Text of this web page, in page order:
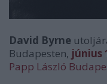
David Byrne
Budapesten, június
Papp László